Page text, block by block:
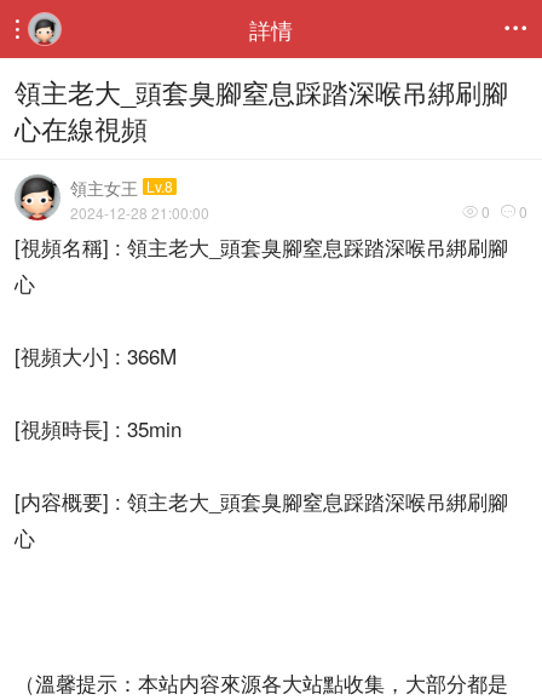
 詳情 
領主老大_頭套臭腳窒息踩踏深喉吊綁刷腳
心在線視頻
領主女王 Lv.8
 0  0
2024-12-28 21:00:00
[視頻名稱] : 領主老大_頭套臭腳窒息踩踏深喉吊綁刷腳
心
[視頻大小] : 366M
[視頻時長] : 35min
[内容概要] : 領主老大_頭套臭腳窒息踩踏深喉吊綁刷腳
心
（溫馨提示：本站内容來源各大站點收集，大部分都是